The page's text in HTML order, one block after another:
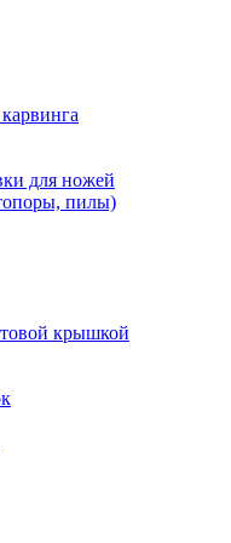
для ножей
пилы)
крышкой